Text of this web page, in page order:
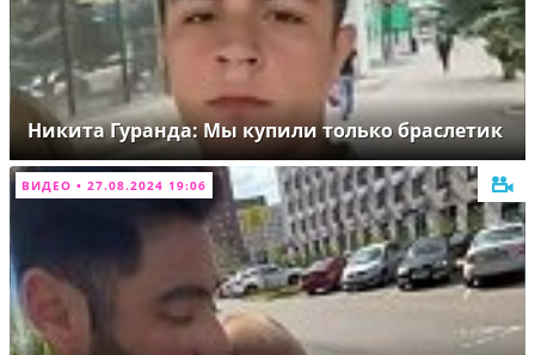
Никита Гуранда: Мы купили только браслетик
ВИДЕО • 27.08.2024 19:06